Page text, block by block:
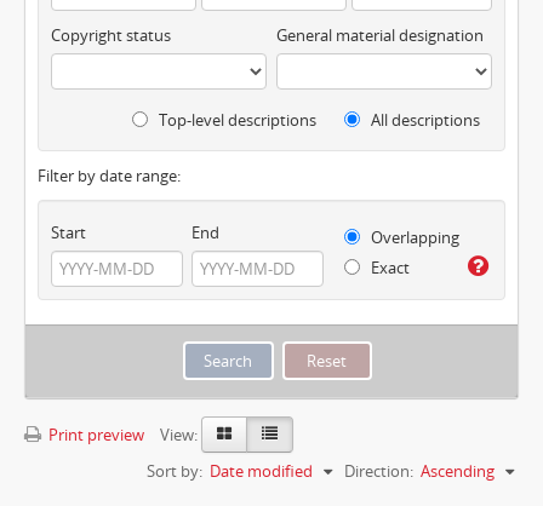
Copyright status General material designation
Top-level descriptions All descriptions
Filter by date range:
Start End
Overlapping
Exact
Print preview
View:
Sort by: Date modified Direction: Ascending